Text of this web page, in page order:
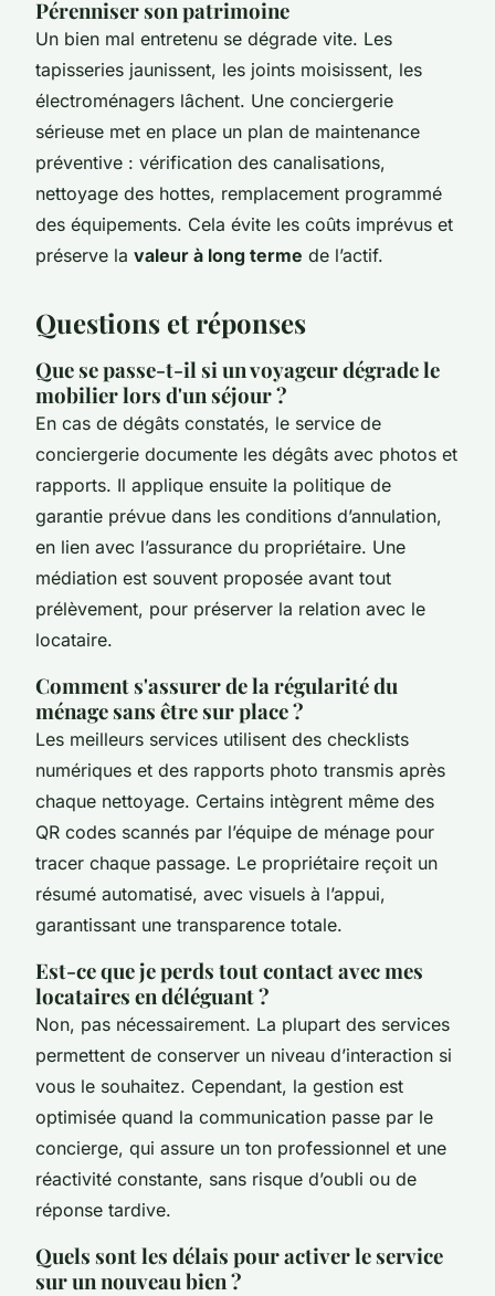
Pérenniser son patrimoine
Un bien mal entretenu se dégrade vite. Les
tapisseries jaunissent, les joints moisissent, les
électroménagers lâchent. Une conciergerie
sérieuse met en place un plan de maintenance
préventive : vérification des canalisations,
nettoyage des hottes, remplacement programmé
des équipements. Cela évite les coûts imprévus et
préserve la valeur à long terme de l’actif.
Questions et réponses
Que se passe-t-il si un voyageur dégrade le
mobilier lors d'un séjour ?
En cas de dégâts constatés, le service de
conciergerie documente les dégâts avec photos et
rapports. Il applique ensuite la politique de
garantie prévue dans les conditions d’annulation,
en lien avec l’assurance du propriétaire. Une
médiation est souvent proposée avant tout
prélèvement, pour préserver la relation avec le
locataire.
Comment s'assurer de la régularité du
ménage sans être sur place ?
Les meilleurs services utilisent des checklists
numériques et des rapports photo transmis après
chaque nettoyage. Certains intègrent même des
QR codes scannés par l’équipe de ménage pour
tracer chaque passage. Le propriétaire reçoit un
résumé automatisé, avec visuels à l’appui,
garantissant une transparence totale.
Est-ce que je perds tout contact avec mes
locataires en déléguant ?
Non, pas nécessairement. La plupart des services
permettent de conserver un niveau d’interaction si
vous le souhaitez. Cependant, la gestion est
optimisée quand la communication passe par le
concierge, qui assure un ton professionnel et une
réactivité constante, sans risque d’oubli ou de
réponse tardive.
Quels sont les délais pour activer le service
sur un nouveau bien ?